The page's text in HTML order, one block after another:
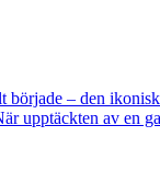
– den
upptäckten av en